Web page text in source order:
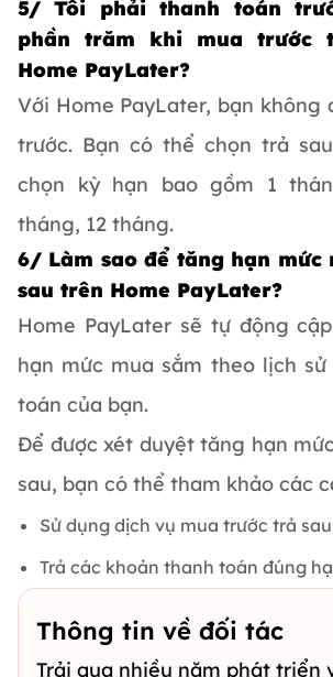
5/ Tôi phải thanh toán
phần trăm khi mua trước
Home PayLater?
Với Home PayLater, bạn không
trước. Bạn có thể chọn trả
chọn kỳ hạn bao gồm 1
tháng, 12 tháng.
6/ Làm sao để tăng hạn mức
sau trên Home PayLater?
Home PayLater sẽ tự động
hạn mức mua sắm theo lịch
toán của bạn.
Để được xét duyệt tăng hạn
sau, bạn có thể tham khảo các
Sử dụng dịch vụ mua trước trả
Trả các khoản thanh toán đúng
Thông tin về đối tác
Trải qua nhiều năm phát triển